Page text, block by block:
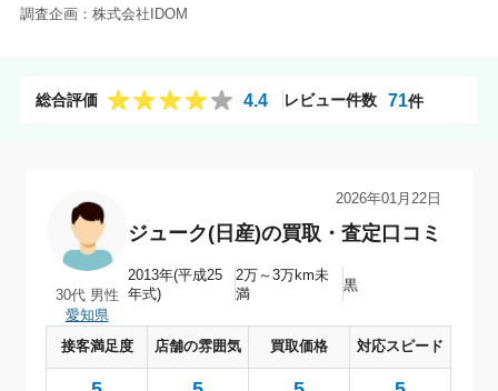
調査企画：株式会社IDOM
総合評価 4.4 レビュー件数 71件
30代 男性（愛知県）｜ジューク(日産)の買取・査定口コミ
30代 男性
愛知県
2026年01月22日
ジューク(日産)の買取・査定口コミ
2013年(平成25
年式)
2万～3万km未
満
黒
接客満足度 店舗の雰囲気 買取価格 対応スピード